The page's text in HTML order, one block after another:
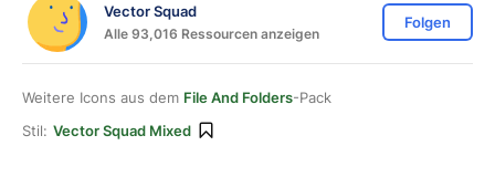
Vector Squad
Alle 93,016 Ressourcen anzeigen
Folgen
Weitere Icons aus dem File And Folders-Pack
Stil: Vector Squad Mixed